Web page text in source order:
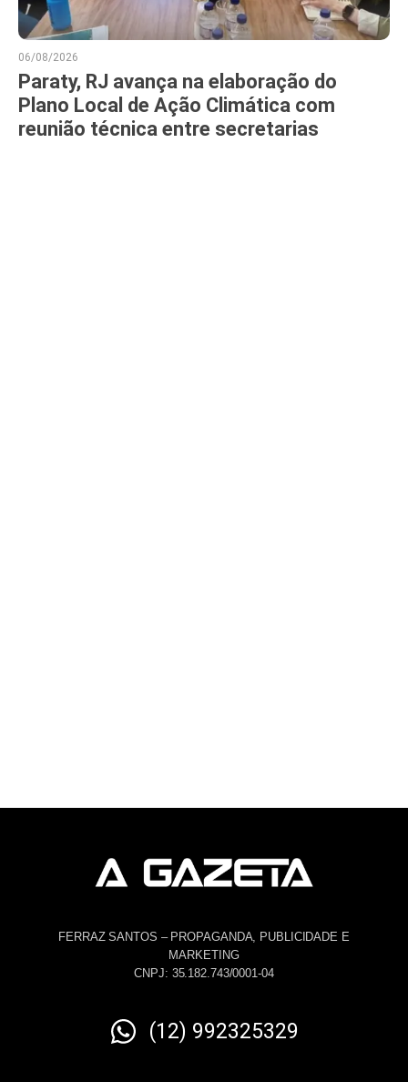
06/08/2026
Paraty, RJ avança na elaboração do
Plano Local de Ação Climática com
reunião técnica entre secretarias
FERRAZ SANTOS – PROPAGANDA, PUBLICIDADE E
MARKETING
CNPJ: 35.182.743/0001-04
(12) 992325329